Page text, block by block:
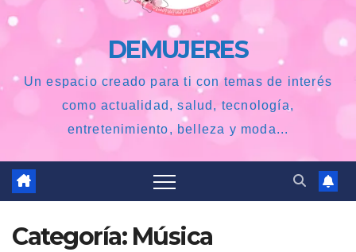
DEMUJERES
Un espacio creado para ti con temas de interés
como actualidad, salud, tecnología,
entretenimiento, belleza y moda...
Categoría: Música